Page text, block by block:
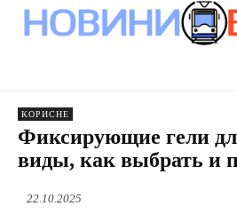
КОРИСНЕ
Фиксирующие гели
виды, как выбрать и
22.10.2025